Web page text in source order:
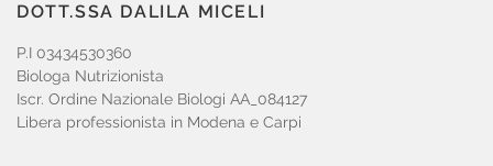
DOTT.SSA DALILA MICELI
P.I 03434530360
Biologa Nutrizionista
Iscr. Ordine Nazionale Biologi AA_084127
Libera professionista in Modena e Carpi